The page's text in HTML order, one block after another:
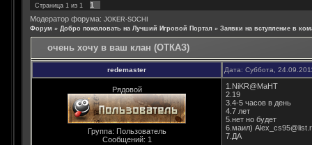
Страница 1 из 1
1
Модератор форума: JOKER-SOCHI
Форум » Добро пожаловать на Лучший Игровой Портал » Заявки на вступление в
очень хочу в ваш клан (ОТКАЗ)
redemaster Дата: Суббота,
Рядовой
Группа: Пользователь
Сообщений: 1
1.NiKR@MaHT
2.19
3.4-5 часов в день
4.7 лет
5.нет но будет
6.маил)
7.ДА